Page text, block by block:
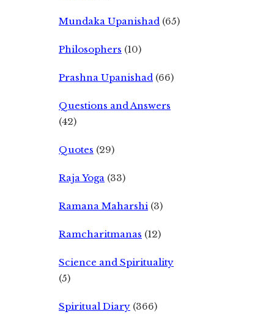
Mundaka Upanishad (65)
Philosophers (10)
Prashna Upanishad (66)
Questions and Answers
(42)
Quotes (29)
Raja Yoga (33)
Ramana Maharshi (3)
Ramcharitmanas (12)
Science and Spirituality
(5)
Spiritual Diary (366)